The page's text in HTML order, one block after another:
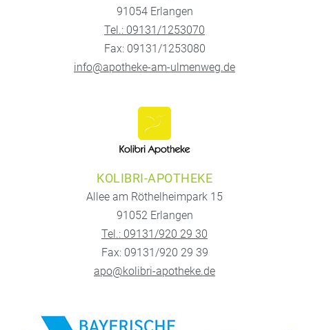
91054 Erlangen
Tel.: 09131/1253070
Fax: 09131/1253080
info@apotheke-am-ulmenweg.de
KOLIBRI-APOTHEKE
Allee am Röthelheimpark 15
91052 Erlangen
Tel.: 09131/920 29 30
Fax: 09131/920 29 39
apo@kolibri-apotheke.de